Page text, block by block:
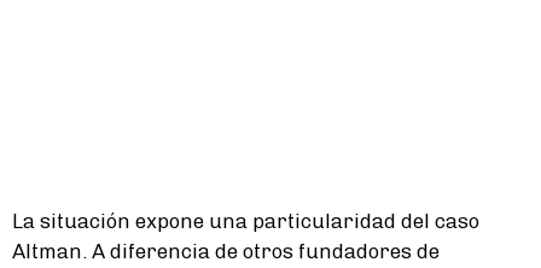
La situación expone una particularidad del caso
Altman. A diferencia de otros fundadores de